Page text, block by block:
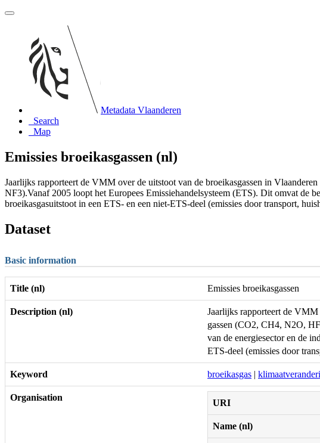
Metadata Vlaanderen
Search
Map
Emissies broeikasgassen (nl)
Jaarlijks rapporteert de VMM over de uitstoot van de broeikasgassen in
NF3).Vanaf 2005 loopt het Europees Emissiehandelsysteem (ETS). Dit omvat de
broeikasgasuitstoot in een ETS- en een niet-ETS-deel (emissies door transport,
Dataset
Basic information
Title (nl) Emissies broeikasgassen
Description (nl)
Jaarlijks rapporteert de VMM
gassen (CO2, CH4, N2O,
van de energiesector en de
ETS-deel (emissies door
Keyword broeikasgas |
Organisation
URI
Name (nl)